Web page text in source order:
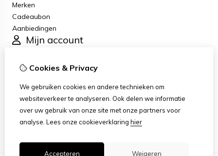
Merken
Cadeaubon
Aanbiedingen
Mijn account
Bestelhistorie
Klantenservice
Contact
Retourneren
Sitemap
Cookies & Privacy
We gebruiken cookies en andere technieken om
websiteverkeer te analyseren. Ook delen we informatie
over uw gebruik van onze site met onze partners voor
analyse. Lees onze cookieverklaring hier
Accepteren Weigeren